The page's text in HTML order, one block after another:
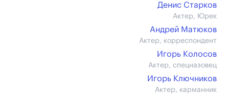
Денис Старков
Актер, Юрек
Андрей Матюков
Актер, корреспондент
Игорь Колосов
Актер, спецназовец
Игорь Ключников
Актер, карманник